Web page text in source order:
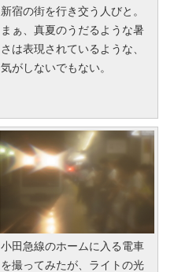
新宿の街を行き交う人びと。
まぁ、真夏のうだるような暑
さは表現されているような、
気がしないでもない。
小田急線のホームに入る電車
を撮ってみたが、ライトの光